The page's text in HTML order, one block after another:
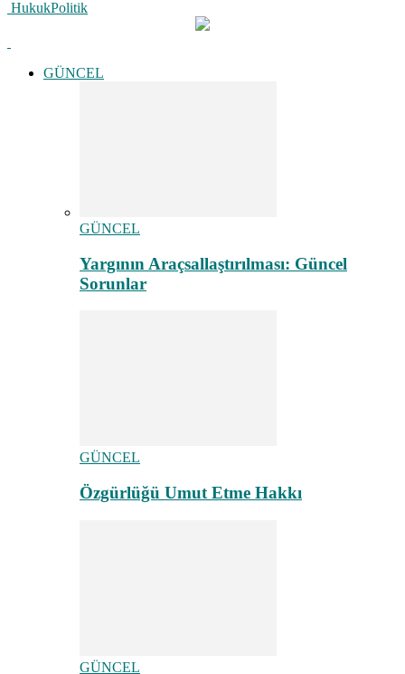
HukukPolitik
GÜNCEL
GÜNCEL
Yargının Araçsallaştırılması: Güncel
Sorunlar
GÜNCEL
Özgürlüğü Umut Etme Hakkı
GÜNCEL